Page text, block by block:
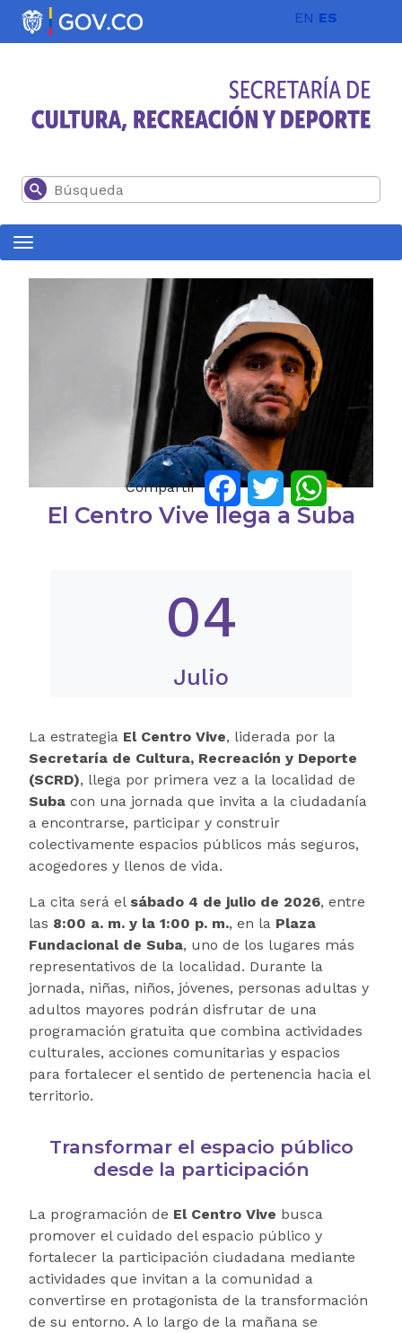
Pasar al contenido principal EN ES
Buscar
Compartir FacebookTwitterWhatsApp
El Centro Vive llega a Suba
04
Julio
La estrategia El Centro Vive, liderada por la
Secretaría de Cultura, Recreación y Deporte
(SCRD), llega por primera vez a la localidad de
Suba con una jornada que invita a la ciudadanía
a encontrarse, participar y construir
colectivamente espacios públicos más seguros,
acogedores y llenos de vida.
La cita será el sábado 4 de julio de 2026, entre
las 8:00 a. m. y la 1:00 p. m., en la Plaza
Fundacional de Suba, uno de los lugares más
representativos de la localidad. Durante la
jornada, niñas, niños, jóvenes, personas adultas y
adultos mayores podrán disfrutar de una
programación gratuita que combina actividades
culturales, acciones comunitarias y espacios
para fortalecer el sentido de pertenencia hacia el
territorio.
Transformar el espacio público
desde la participación
La programación de El Centro Vive busca
promover el cuidado del espacio público y
fortalecer la participación ciudadana mediante
actividades que invitan a la comunidad a
convertirse en protagonista de la transformación
de su entorno. A lo largo de la mañana se